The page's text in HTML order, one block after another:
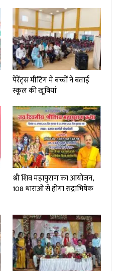
पेरेंट्स मीटिंग में बच्चों ने बताई
स्कूल की खूबियां
श्री शिव महापुराण का आयोजन,
108 धाराओ से होगा रुद्राभिषेक